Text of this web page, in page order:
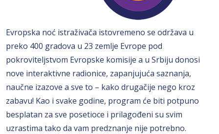
Evropska noć istraživača istovremeno se održava u
preko 400 gradova u 23 zemlje Evrope pod
pokroviteljstvom Evropske komisije a u Srbiju donosi
nove interaktivne radionice, zapanjujuća saznanja,
naučne izazove a sve to – kako drugačije nego kroz
zabavu! Kao i svake godine, program će biti potpuno
besplatan za sve posetioce i prilagođeni su svim
uzrastima tako da vam predznanje nije potrebno.